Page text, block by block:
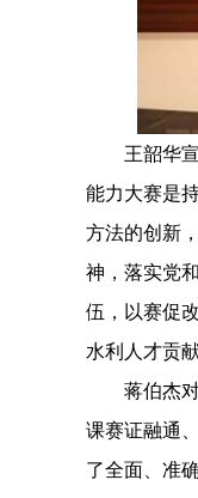
王韶华宣
能力大赛是
方法的创新
神，落实党
伍，以赛促
水利人才贡
蒋伯杰对
课赛证融通
了全面、准